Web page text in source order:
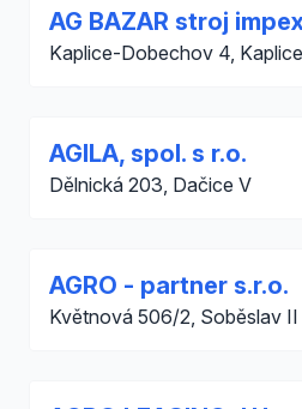
AG BAZAR stroj
Kaplice-Dobechov 4, Kaplice
AGILA, spol. s r.o.
Dělnická 203, Dačice V
AGRO - partner s.r.o.
Květnová 506/2, Soběslav II